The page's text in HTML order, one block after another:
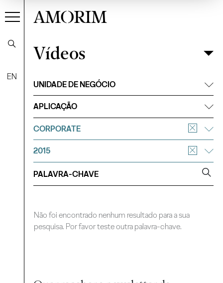
EN
AMORIM
VídeosFiltrar
Vídeos
UNIDADE DE NEGÓCIO
APLICAÇÃO
CORPORATE
2015
Não foi encontrado nenhum resultado para a sua
pesquisa. Por favor teste outra palavra-chave.